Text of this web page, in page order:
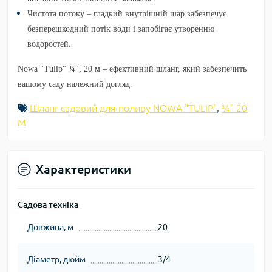
Чистота потоку – гладкий внутрішній шар забезпечує
безперешкодний потік води і запобігає утворенню
водоростей.
Nowa "Tulip" ¾", 20 м – ефективний шланг, який забезпечить
вашому саду належний догляд.
Шланг садовий для поливу NOWA "TULIP", ¾" 20
М
Характеристики
Садова техніка
Довжина, м 20
Діаметр, дюйм 3/4